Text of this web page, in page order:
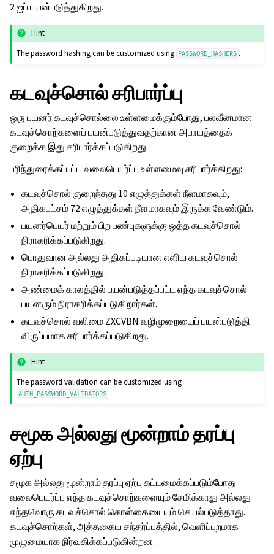
navigation of உள்ளமைவு வழிமுறைகள்
2 ஐப் பயன்படுத்துகிறது.
Hint
The password hashing can be customized using PASSWORD_HASHERS .
கடவுச்சொல் சரிபார்ப்பு
ஒரு பயனர் கடவுச்சொல்லை உள்ளமைக்கும்போது, பலவீனமான
கடவுச்சொற்களைப் பயன்படுத்துவதற்கான அபாயத்தைக்
குறைக்க இது சரிபார்க்கப்படுகிறது.
பரிந்துரைக்கப்பட்ட வலைபெயர்ப்பு உள்ளமைவு சரிபார்க்கிறது:
கடவுச்சொல் குறைந்தது 10 எழுத்துக்கள் நீளமாகவும்,
அதிகபட்சம் 72 எழுத்துக்கள் நீளமாகவும் இருக்க வேண்டும்.
பயனர்பெயர் மற்றும் பிற பண்புகளுக்கு ஒத்த கடவுச்சொல்
நிராகரிக்கப்படுகிறது.
பொதுவான அல்லது அதிகப்படியான எளிய கடவுச்சொல்
நிராகரிக்கப்படுகிறது.
அண்மைக் காலத்தில் பயன்படுத்தப்பட்ட எந்த கடவுச்சொல்
பயனரும் நிராகரிக்கப்படுகிறார்கள்.
கடவுச்சொல் வலிமை ZXCVBN வழிமுறையைப் பயன்படுத்தி
விருப்பமாக சரிபார்க்கப்படுகிறது.
Hint
The password validation can be customized using
AUTH_PASSWORD_VALIDATORS .
சமூக அல்லது மூன்றாம் தரப்பு
ஏற்பு
சமூக அல்லது மூன்றாம் தரப்பு ஏற்பு கட்டமைக்கப்படும்போது
வலைபெயர்ப்பு எந்த கடவுச்சொற்களையும் சேமிக்காது அல்லது
எந்தவொரு கடவுச்சொல் கொள்கையையும் செயல்படுத்தாது.
கடவுச்சொற்கள், அத்தகைய சந்தர்ப்பத்தில், வெளிப்புறமாக
முழுமையாக நிர்வகிக்கப்படுகின்றன.